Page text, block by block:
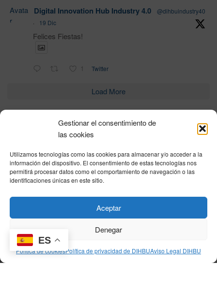
Gestionar el consentimiento de
las cookies
Utilizamos tecnologías como las cookies para almacenar y/o acceder a la
información del dispositivo. El consentimiento de estas tecnologías nos
permitirá procesar datos como el comportamiento de navegación o las
identificaciones únicas en este sitio.
Aceptar
Denegar
Política de cookiesPolítica de privacidad de DIHBUAviso Legal DIHBU
Avata
r
Digital Innovation Hub Industry 4.0
@dihbuindustry40
·
19 Dic
Felices Fiestas!
1 Twitter
Load More
HOME
Privacy Policy|Legal Notice |Cookies Policy|DNSH|Home
© DIHBU 2026
ES
[mec-single id="12560"]